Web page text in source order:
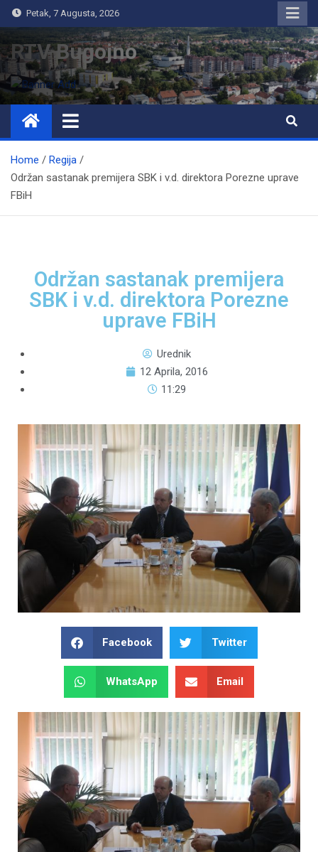
Petak, 7 Augusta, 2026
RTV Bugojno
Home
Regija
Održan sastanak premijera SBK i v.d. direktora Porezne uprave
FBiH
Održan sastanak premijera
SBK i v.d. direktora Porezne
uprave FBiH
Urednik
12 Aprila, 2016
11:29
Facebook Twitter
WhatsApp Email